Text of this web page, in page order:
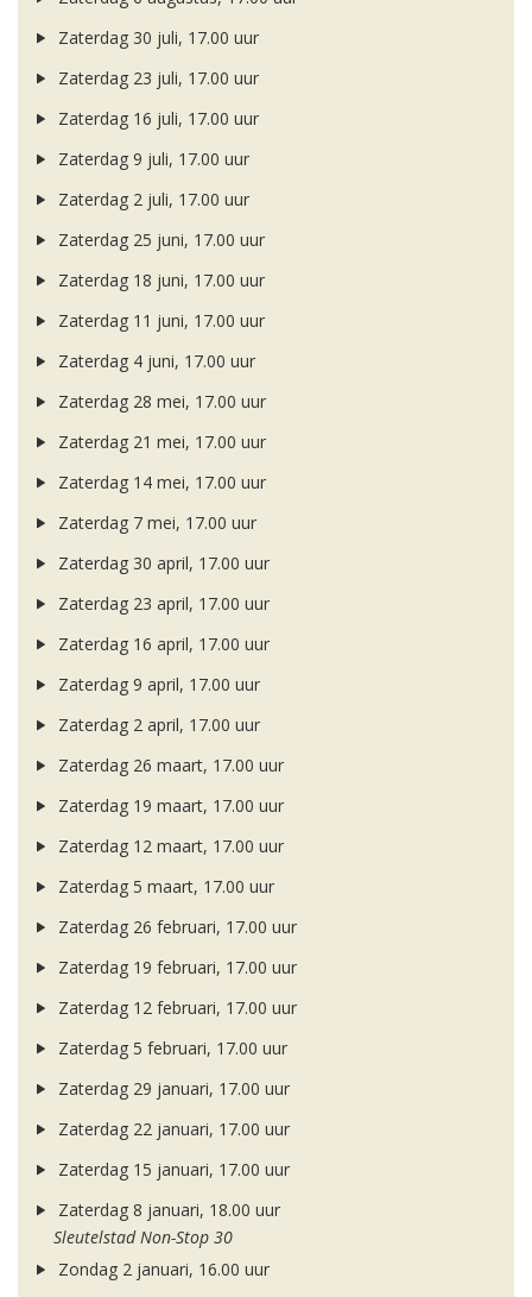
Zaterdag 30 juli, 17.00 uur
Zaterdag 23 juli, 17.00 uur
Zaterdag 16 juli, 17.00 uur
Zaterdag 9 juli, 17.00 uur
Zaterdag 2 juli, 17.00 uur
Zaterdag 25 juni, 17.00 uur
Zaterdag 18 juni, 17.00 uur
Zaterdag 11 juni, 17.00 uur
Zaterdag 4 juni, 17.00 uur
Zaterdag 28 mei, 17.00 uur
Zaterdag 21 mei, 17.00 uur
Zaterdag 14 mei, 17.00 uur
Zaterdag 7 mei, 17.00 uur
Zaterdag 30 april, 17.00 uur
Zaterdag 23 april, 17.00 uur
Zaterdag 16 april, 17.00 uur
Zaterdag 9 april, 17.00 uur
Zaterdag 2 april, 17.00 uur
Zaterdag 26 maart, 17.00 uur
Zaterdag 19 maart, 17.00 uur
Zaterdag 12 maart, 17.00 uur
Zaterdag 5 maart, 17.00 uur
Zaterdag 26 februari, 17.00 uur
Zaterdag 19 februari, 17.00 uur
Zaterdag 12 februari, 17.00 uur
Zaterdag 5 februari, 17.00 uur
Zaterdag 29 januari, 17.00 uur
Zaterdag 22 januari, 17.00 uur
Zaterdag 15 januari, 17.00 uur
Zaterdag 8 januari, 18.00 uur
Sleutelstad Non-Stop 30
Zondag 2 januari, 16.00 uur